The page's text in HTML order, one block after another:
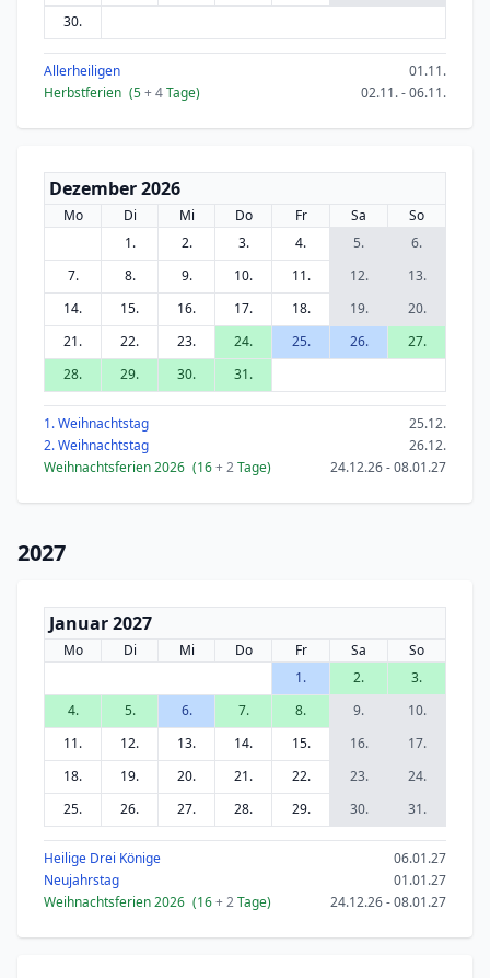
30.
Allerheiligen
01.11.
Herbstferien (5+ 4Tage) 02.11. - 06.11.
Dezember 2026
Mo Di Mi Do Fr Sa
So
1.
2. 3. 4. 5.
6.
7.
8. 9. 10. 11. 12.
13.
14.
15. 16. 17. 18. 19.
20.
21.
22. 23. 24. 25. 26.
27.
28.
29. 30. 31.
1. Weihnachtstag
25.12.
2. Weihnachtstag
26.12.
Weihnachtsferien 2026 (16+ 2Tage) 24.12.26 - 08.01.27
2027
Januar 2027
Mo Di Mi Do Fr Sa
So
1.
2.
3.
4.
5. 6. 7. 8. 9.
10.
11.
12. 13. 14. 15. 16.
17.
18.
19. 20. 21. 22. 23.
24.
25.
26. 27. 28. 29. 30. 31.
Heilige Drei Könige
06.01.27
Neujahrstag
01.01.27
Weihnachtsferien 2026 (16+ 2Tage) 24.12.26 - 08.01.27